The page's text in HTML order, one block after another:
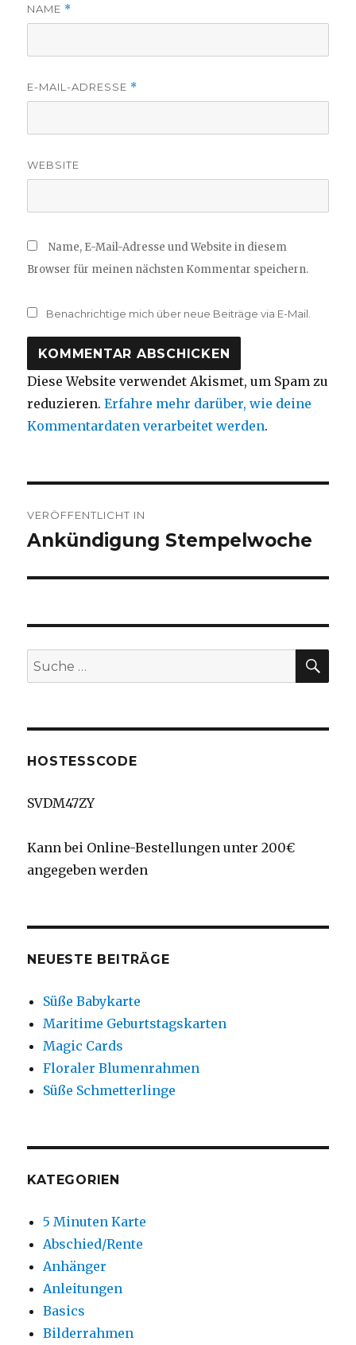
NAME *
E-MAIL-ADRESSE *
WEBSITE
Name, E-Mail-Adresse und Website in diesem
Browser für meinen nächsten Kommentar speichern.
Benachrichtige mich über neue Beiträge via E-Mail.
Diese Website verwendet Akismet, um Spam zu
reduzieren.Erfahre mehr darüber, wie deine
Kommentardaten verarbeitet werden.
VERÖFFENTLICHT IN
Ankündigung Stempelwoche
Suche
nach:
HOSTESSCODE
SVDM47ZY
Kann bei Online-Bestellungen unter 200€
angegeben werden
NEUESTE BEITRÄGE
Süße Babykarte
Maritime Geburtstagskarten
Magic Cards
Floraler Blumenrahmen
Süße Schmetterlinge
KATEGORIEN
5 Minuten Karte
Abschied/Rente
Anhänger
Anleitungen
Basics
Bilderrahmen